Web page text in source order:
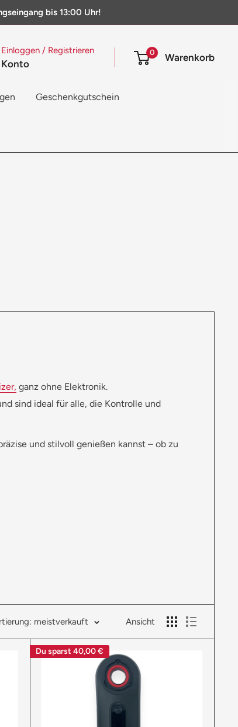
bis 13:00 Uhr!
Einloggen / Registrieren
Konto
0 Warenkorb
Geschenkgutschein
ganz ohne Elektronik.
sind ideal für alle, die Kontrolle und
und stilvoll genießen kannst – ob zu
meistverkauft Ansicht
Du sparst 40,00 €